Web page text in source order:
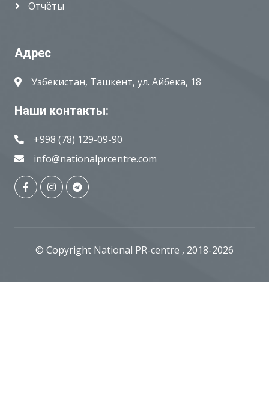
Отчёты
Адрес
Узбекистан, Ташкент, ул. Айбека, 18
Наши контакты:
+998 (78) 129-09-90
info@nationalprcentre.com
© Copyright National PR-centre , 2018-2026